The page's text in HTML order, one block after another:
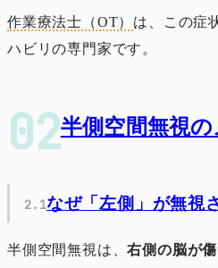
作業療法士（OT） は、この症
ハビリの専門家です。
半側空間無視
なぜ「左側」が無視
半側空間無視は、右側の脳が